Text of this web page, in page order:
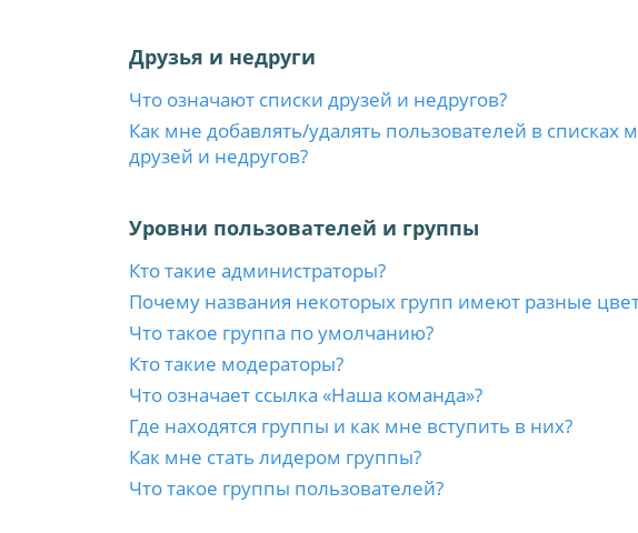
Друзья и недруги
Что означают списки друзей и недругов?
Как мне добавлять/удалять пользователей в списках
друзей и недругов?
Уровни пользователей и группы
Кто такие администраторы?
Почему названия некоторых групп имеют разные
Что такое группа по умолчанию?
Кто такие модераторы?
Что означает ссылка «Наша команда»?
Где находятся группы и как мне вступить в них?
Как мне стать лидером группы?
Что такое группы пользователей?